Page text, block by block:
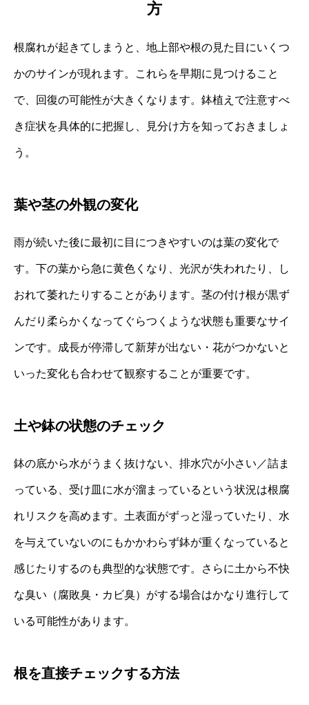
方
根腐れが起きてしまうと、地上部や根の見た目にいくつ
かのサインが現れます。これらを早期に見つけること
で、回復の可能性が大きくなります。鉢植えで注意すべ
き症状を具体的に把握し、見分け方を知っておきましょ
う。
葉や茎の外観の変化
雨が続いた後に最初に目につきやすいのは葉の変化で
す。下の葉から急に黄色くなり、光沢が失われたり、し
おれて萎れたりすることがあります。茎の付け根が黒ず
んだり柔らかくなってぐらつくような状態も重要なサイ
ンです。成長が停滞して新芽が出ない・花がつかないと
いった変化も合わせて観察することが重要です。
土や鉢の状態のチェック
鉢の底から水がうまく抜けない、排水穴が小さい／詰ま
っている、受け皿に水が溜まっているという状況は根腐
れリスクを高めます。土表面がずっと湿っていたり、水
を与えていないのにもかかわらず鉢が重くなっていると
感じたりするのも典型的な状態です。さらに土から不快
な臭い（腐敗臭・カビ臭）がする場合はかなり進行して
いる可能性があります。
根を直接チェックする方法